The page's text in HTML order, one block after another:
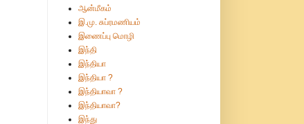
ஆன்மீகம்
இ.மு. சுப்ரமணியம்
இணைப்பு மொழி
இந்தி
இந்தியா
இந்தியா ?
இந்தியாவா ?
இந்தியாவா?
இந்து